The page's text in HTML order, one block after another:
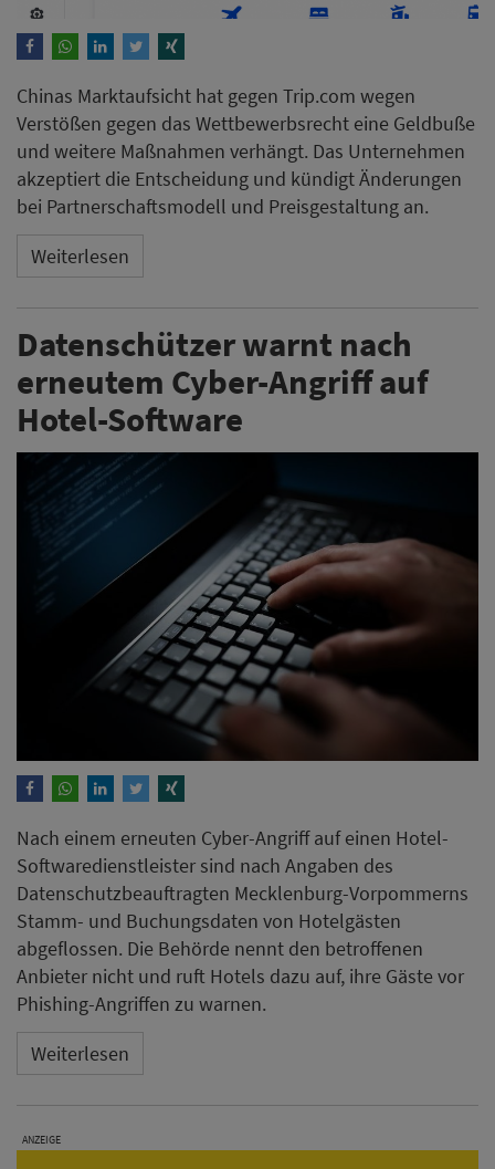
Chinas Marktaufsicht hat gegen Trip.com wegen
Verstößen gegen das Wettbewerbsrecht eine Geldbuße
und weitere Maßnahmen verhängt. Das Unternehmen
akzeptiert die Entscheidung und kündigt Änderungen
bei Partnerschaftsmodell und Preisgestaltung an.
Weiterlesen
Datenschützer warnt nach
erneutem Cyber-Angriff auf
Hotel-Software
Nach einem erneuten Cyber-Angriff auf einen Hotel-
Softwaredienstleister sind nach Angaben des
Datenschutzbeauftragten Mecklenburg-Vorpommerns
Stamm- und Buchungsdaten von Hotelgästen
abgeflossen. Die Behörde nennt den betroffenen
Anbieter nicht und ruft Hotels dazu auf, ihre Gäste vor
Phishing-Angriffen zu warnen.
Weiterlesen
ANZEIGE